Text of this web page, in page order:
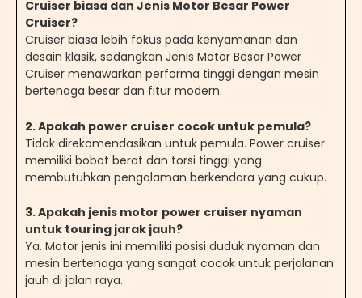
Cruiser biasa dan Jenis Motor Besar Power
Cruiser?
Cruiser biasa lebih fokus pada kenyamanan dan
desain klasik, sedangkan Jenis Motor Besar Power
Cruiser menawarkan performa tinggi dengan mesin
bertenaga besar dan fitur modern.
2. Apakah power cruiser cocok untuk pemula?
Tidak direkomendasikan untuk pemula. Power cruiser
memiliki bobot berat dan torsi tinggi yang
membutuhkan pengalaman berkendara yang cukup.
3. Apakah jenis motor power cruiser nyaman
untuk touring jarak jauh?
Ya. Motor jenis ini memiliki posisi duduk nyaman dan
mesin bertenaga yang sangat cocok untuk perjalanan
jauh di jalan raya.